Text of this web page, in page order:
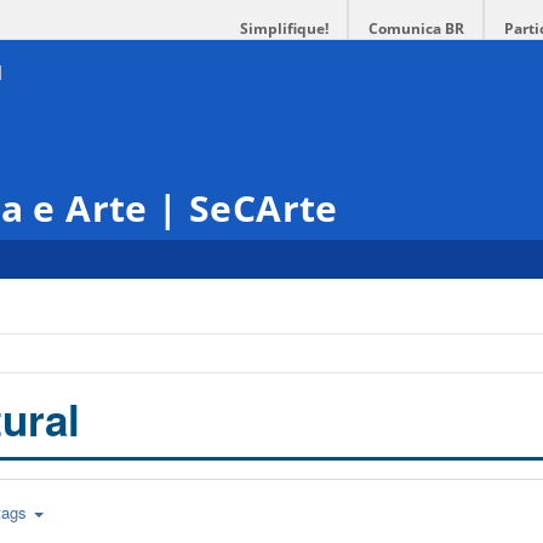
Simplifique! Comunica BR
e Arte | SeCArte